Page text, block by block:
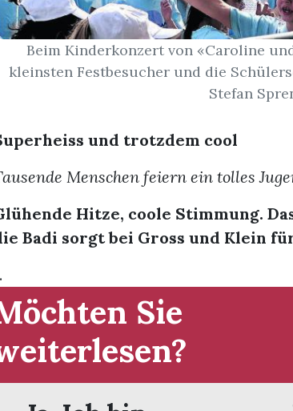
Beim Kinderkonzert von «Caroline
kleinsten Festbesucher und die
Stefan
und trotzdem cool
Menschen feiern ein tolles
Hitze, coole Stimmung.
Badi sorgt bei Gross und Klein
Sie